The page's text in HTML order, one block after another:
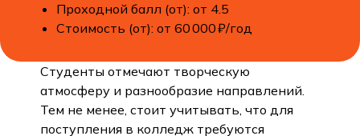
Проходной балл (от): от 4.5
Стоимость (от): от 60 000 ₽/год
Студенты отмечают творческую
атмосферу и разнообразие направлений.
Тем не менее, стоит учитывать, что для
поступления в колледж требуются